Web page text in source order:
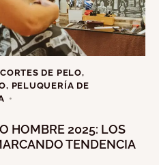
CORTES DE PELO,
, PELUQUERÍA DE
HOMBRE 2025: LOS
TENDENCIA